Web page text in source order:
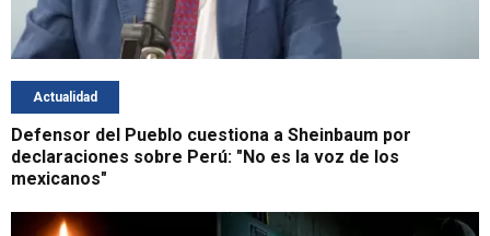
Actualidad
Defensor del Pueblo cuestiona a Sheinbaum por
declaraciones sobre Perú: "No es la voz de los
mexicanos"